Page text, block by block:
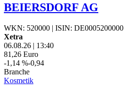
BEIERSDORF AG
WKN: 520000 | ISIN: DE0005200000
Xetra
06.08.26 | 13:40
81,26 Euro
-1,14 %-0,94
Branche
Kosmetik